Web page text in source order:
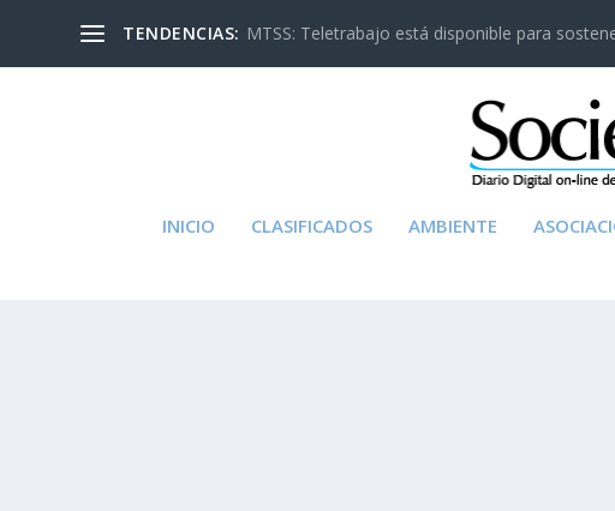
TENDENCIAS: MTSS: Teletrabajo está disponible para
INICIO CLASIFICADOS AMBIENTE